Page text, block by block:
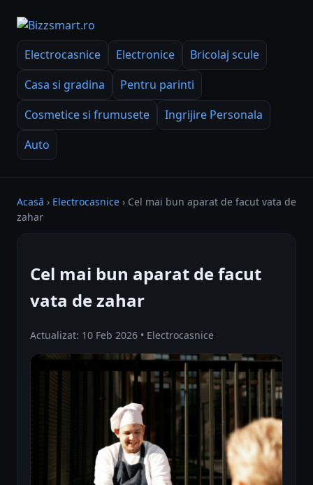
Electrocasnice Electronice
Bricolaj scule
Casa si gradina
Pentru parinti
Cosmetice si frumusete
Ingrijire Personala
Auto
Acasă › Electrocasnice › Cel mai bun aparat de facut vata de
zahar
Cel mai bun aparat de facut
vata de zahar
Actualizat: 10 Feb 2026 • Electrocasnice